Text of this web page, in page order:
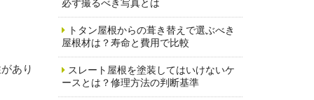
あり
必ず撮るべき写真とは
トタン屋根からの葺き替えで選ぶべき
屋根材は？寿命と費用で比較
スレート屋根を塗装してはいけないケ
ースとは？修理方法の判断基準